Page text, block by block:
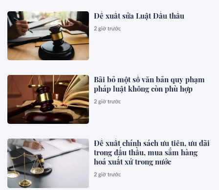
Đề xuất sửa Luật Đấu thầu
2 giờ trước
Bãi bỏ một số văn bản quy phạm
pháp luật không còn phù hợp
2 giờ trước
Đề xuất chính sách ưu tiên, ưu đãi
trong đấu thầu, mua sắm hàng
hoá xuất xứ trong nước
2 giờ trước